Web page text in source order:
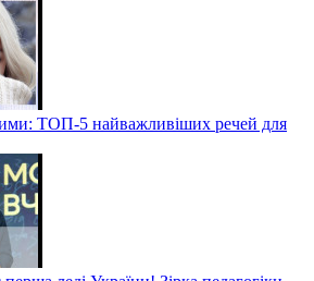
ТОП-5 найважливіших речей для